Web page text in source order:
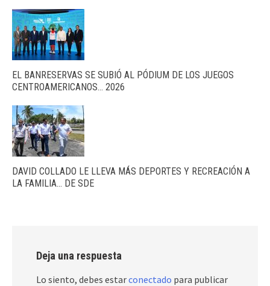
EL BANRESERVAS SE SUBIÓ AL PÓDIUM DE LOS JUEGOS
CENTROAMERICANOS… 2026
DAVID COLLADO LE LLEVA MÁS DEPORTES Y RECREACIÓN A
LA FAMILIA… DE SDE
Deja una respuesta
Lo siento, debes estarconectado para publicar